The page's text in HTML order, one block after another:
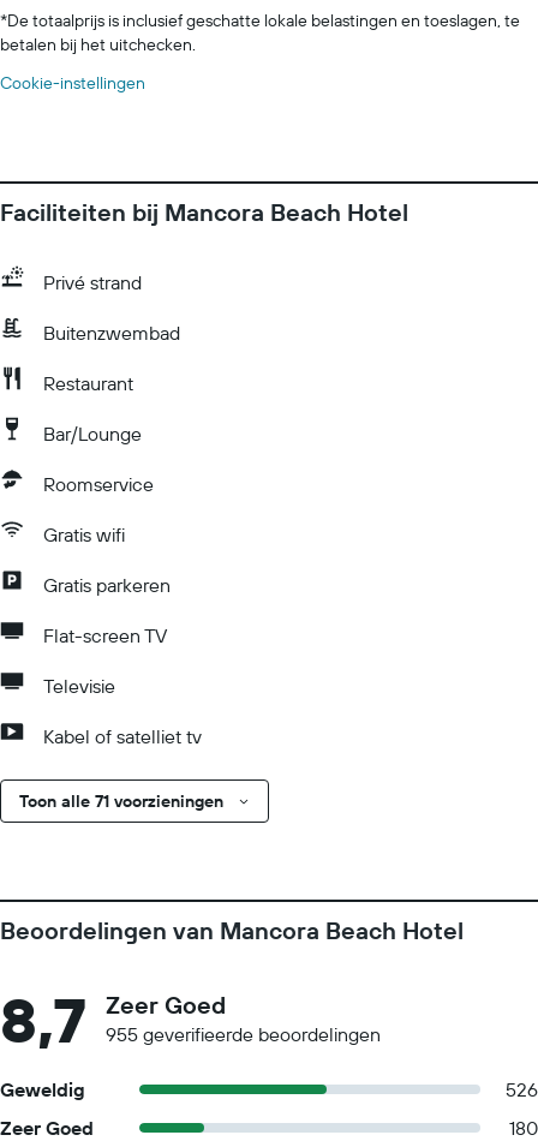
*De totaalprijs is inclusief geschatte lokale belastingen en toeslagen, te
betalen bij het uitchecken.
Cookie-instellingen
Faciliteiten bij Mancora Beach Hotel
Privé strand
Buitenzwembad
Restaurant
Bar/Lounge
Roomservice
Gratis wifi
Gratis parkeren
Flat-screen TV
Televisie
Kabel of satelliet tv
Toon alle 71 voorzieningen
Beoordelingen van Mancora Beach Hotel
8,7 Zeer Goed
955 geverifieerde beoordelingen
Geweldig
526
Zeer Goed
180